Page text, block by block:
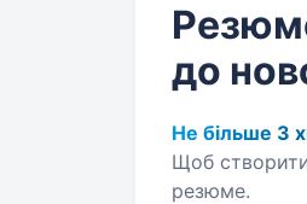
до
Не більше 3
Щоб
резюме.